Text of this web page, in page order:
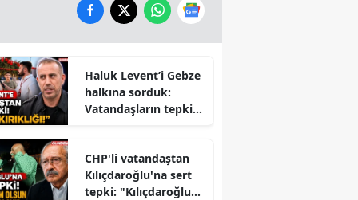
Haluk Levent’i Gebze
halkına sorduk:
Vatandaşların tepkisi
CHP'li vatandaştan
Kılıçdaroğlu'na sert
tepki: "Kılıçdaroğlu